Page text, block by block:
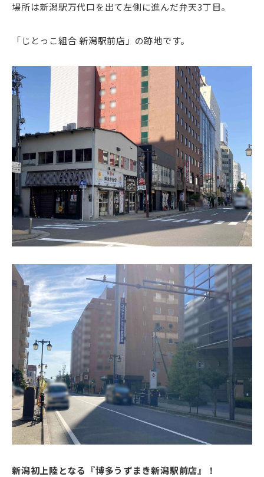
場所は新潟駅万代口を出て左側に進んだ弁天3丁目。
「じとっこ組合 新潟駅前店」の跡地です。
新潟初上陸となる『博多うずまき新潟駅前店』！